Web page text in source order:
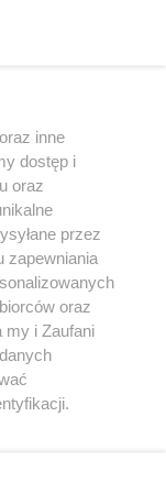
powielany i
sposób (w
polu
w
użycie lub
prawa,
kary i może być
inne
dostęp i
oraz
przez
zapewniania
oraz
my i Zaufani